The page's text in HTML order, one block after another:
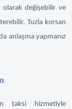
olarak değişebilir ve
Tuzla korsan
anlaşma yapmanız
taksi hizmetiyle